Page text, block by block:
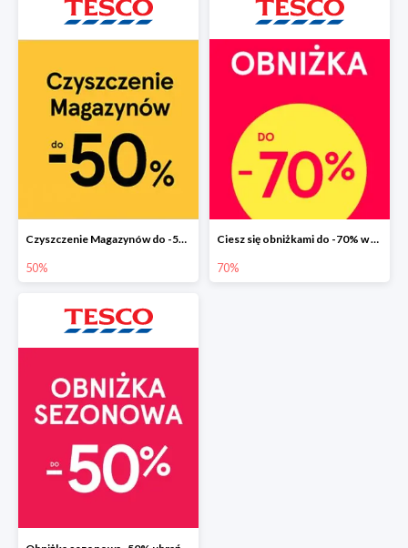
Czyszczenie Magazynów do -50%
50%
Ciesz się obniżkami do -70% w F&F
70%